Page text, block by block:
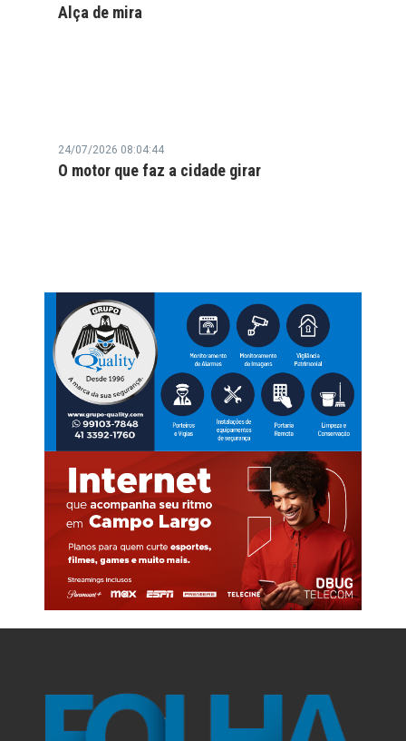
Alça de mira
24/07/2026 08:04:44
O motor que faz a cidade girar